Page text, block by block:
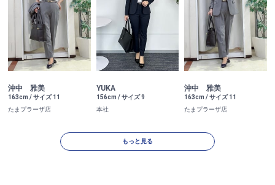
沖中 雅美
163cm / サイズ 11
たまプラーザ店
YUKA
156cm / サイズ 9
本社
沖中 雅美
163cm / サイズ 11
たまプラーザ店
もっと見る